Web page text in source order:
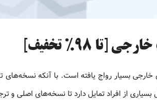
بسیاری از افراد تمایل دارد تا نسخه‌های اصلی